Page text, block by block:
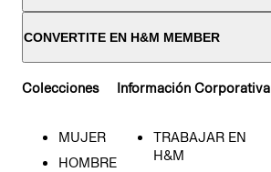
CONVERTITE EN H&M MEMBER
Colecciones
MUJER
HOMBRE
Información Corporativa
TRABAJAR EN
H&M